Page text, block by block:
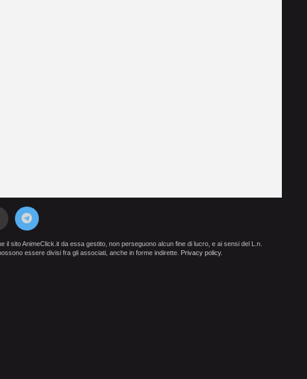
il sito AnimeClick.it da essa gestito, non perseguono alcun fine di lucro, e ai sensi del L.n.
essere divisi fra gli associati, anche in forme indirette. Privacy policy.